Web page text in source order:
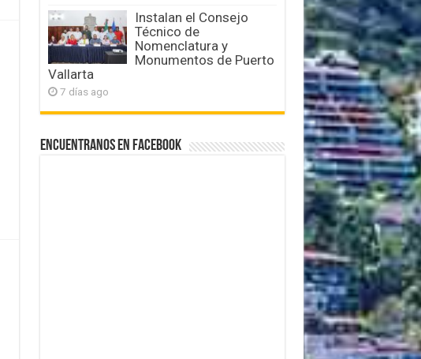
Instalan el Consejo
Técnico de
Nomenclatura y
Monumentos de Puerto
Vallarta
7 días ago
Encuentranos en Facebook